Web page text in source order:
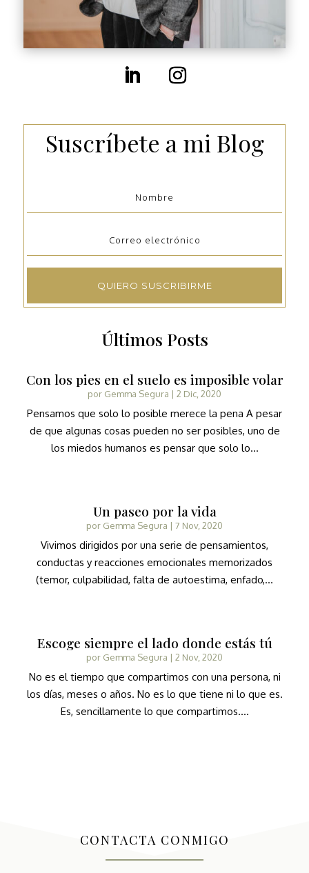
Suscríbete a mi Blog
QUIERO SUSCRIBIRME
Últimos Posts
Con los pies en el suelo es imposible volar
por Gemma Segura | 2 Dic, 2020
Pensamos que solo lo posible merece la pena A pesar
de que algunas cosas pueden no ser posibles, uno de
los miedos humanos es pensar que solo lo...
Un paseo por la vida
por Gemma Segura | 7 Nov, 2020
Vivimos dirigidos por una serie de pensamientos,
conductas y reacciones emocionales memorizados
(temor, culpabilidad, falta de autoestima, enfado,...
Escoge siempre el lado donde estás tú
por Gemma Segura | 2 Nov, 2020
No es el tiempo que compartimos con una persona, ni
los días, meses o años. No es lo que tiene ni lo que es.
Es, sencillamente lo que compartimos....
CONTACTA CONMIGO